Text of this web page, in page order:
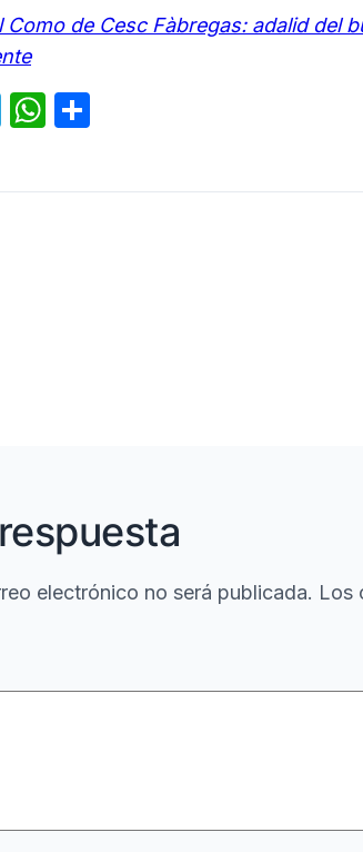
Como de Cesc Fàbregas: adalid
T
e
W
at m
electrónico no será publicada. Los